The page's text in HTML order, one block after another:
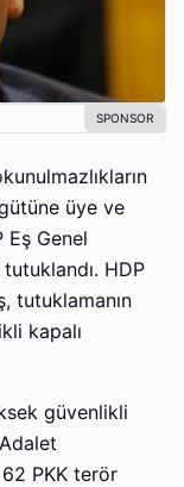
üye ve
Eş Genel
HDP
tutuklamanın
kapalı
güvenlikli
PKK terör